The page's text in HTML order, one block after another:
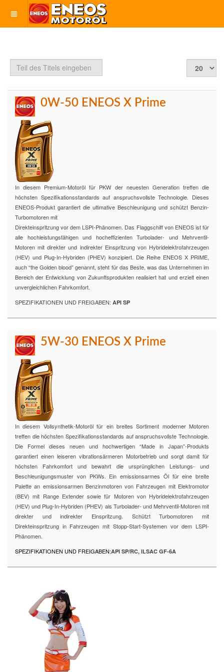
des
Titels
0W-50 ENEOS X Prime
In diesem Premium-Motoröl für PKW der neuesten Generation treffen die
höchsten Spezifikationsstandards auf anspruchsvollste Technologie. Dieses
ENEOS-Produkt garantiert die ultimative Beschleunigung und schützt Benzin-
Turbomotoren mit
Direkteinspritzung vor dem LSPI-Phänomen. Das Flaggschiff von ENEOS ist für
alle hochleistungsfähigen und hocheffizienten Turbolader- und Mehrventil-
Motoren mit direkter und indirekter Einspritzung von Hybridelektrofahrzeugen
(HEV) und Plug-In-Hybriden (PHEV) konzipiert. Die Reihe ENEOS X PRIME,
auch “the Golden blood” genannt, steht für das Beste, was das Unternehmen im
Bereich der Entwicklung von Zukunftsprodukten realisiert hat und erzielt einen
unvergleichlichen Fahrkomfort.
SPEZIFIKATIONEN UND FREIGABEN: API SP
5W-30 ENEOS X Prime
In diesem Vollsynthetik-Motoröl für ein breites Sortiment moderner Motoren
treffen die höchsten Spezifikationsstandards auf anspruchsvollste Technologie.
Die Formel dieses neuen und hochwertigen “Made in Japan”-Produkts
garantiert einen leiseren vibrationsärmeren Motorbetrieb und sorgt damit für
höchsten Fahrkomfort und bewahrt die ursprünglichen Leistungs- und
Beschleunigungsmuster von PKWs. Ein emissionsarmes Öl für eine breite
Palette an emissionsarmen Benzinmotoren von Fahrzeugen mit Elektromotor
(BEV) mit Range Extender sowie für Motoren von Hybridelektrofahrzeugen
(HEV) und Plug-In-Hybriden (PHEV) als Turbolader- und Mehrventil-Motoren mit
direkter und indirekter Einspritzung. Schützt Turbomotoren mit
Direkteinspritzung in Fahrzeugen mit Stopp-Start-Systemen vor dem LSPI-
Phänomen.
SPEZIFIKATIONEN UND FREIGABEN:API SP/RC, ILSAC GF-6A